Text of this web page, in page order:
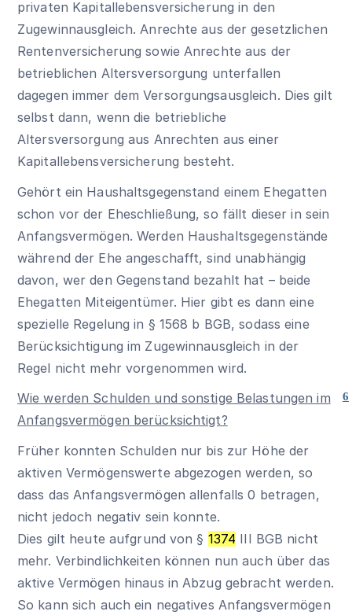
privaten Kapitallebensversicherung in den
Zugewinnausgleich. Anrechte aus der gesetzlichen
Rentenversicherung sowie Anrechte aus der
betrieblichen Altersversorgung unterfallen
dagegen immer dem Versorgungsausgleich. Dies gilt
selbst dann, wenn die betriebliche
Altersversorgung aus Anrechten aus einer
Kapitallebensversicherung besteht.
Gehört ein Haushaltsgegenstand einem Ehegatten
schon vor der Eheschließung, so fällt dieser in sein
Anfangsvermögen. Werden Haushaltsgegenstände
während der Ehe angeschafft, sind unabhängig
davon, wer den Gegenstand bezahlt hat – beide
Ehegatten Miteigentümer. Hier gibt es dann eine
spezielle Regelung in § 1568 b BGB, sodass eine
Berücksichtigung im Zugewinnausgleich in der
Regel nicht mehr vorgenommen wird.
6
Wie werden Schulden und sonstige Belastungen im
Anfangsvermögen berücksichtigt?
Früher konnten Schulden nur bis zur Höhe der
aktiven Vermögenswerte abgezogen werden, so
dass das Anfangsvermögen allenfalls 0 betragen,
nicht jedoch negativ sein konnte.
Dies gilt heute aufgrund von § 1374 III BGB nicht
mehr. Verbindlichkeiten können nun auch über das
aktive Vermögen hinaus in Abzug gebracht werden.
So kann sich auch ein negatives Anfangsvermögen